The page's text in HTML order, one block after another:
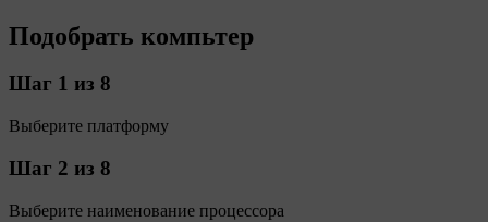
Подобрать компьтер
Шаг 1 из 8
Выберите платформу
Шаг 2 из 8
Выберите наименование процессора